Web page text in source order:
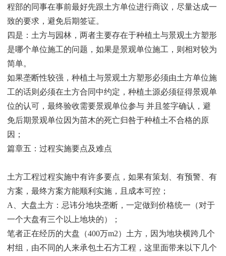
程部的同事在事前最好先跟土方单位进行商议，尽量达成一
致的要求，避免后期签证。
四是：土方与园林，两者主要存在于种植土与景观土方塑形
是哪个单位施工的问题，如果是景观单位施工，则相对较为
简单。
如果垄断性较强，种植土与景观土方塑形必须由土方单位施
工的话则必须在土方合同中约定，种植土源必须征得景观单
位的认可，最终验收需要景观单位参与 并且签字确认，避
免后期景观单位因为苗木的死亡归咎于种植土不合格的原
因；
篇章五：过程实施要点及难点
土方工程过程实施中有许多要点，如果有策划、有预警、有
方案，最终方案方能顺利实施，且成本可控；
A、大盘土方：忌讳分地块垄断，一定做到价格统一（对于
一个大盘有三个以上地块的）；
笔者正在经历的大盘（400万m2）土方，因为地块横跨几个
村组，由不同的人来承包土石方工程，这里面带来以下几个